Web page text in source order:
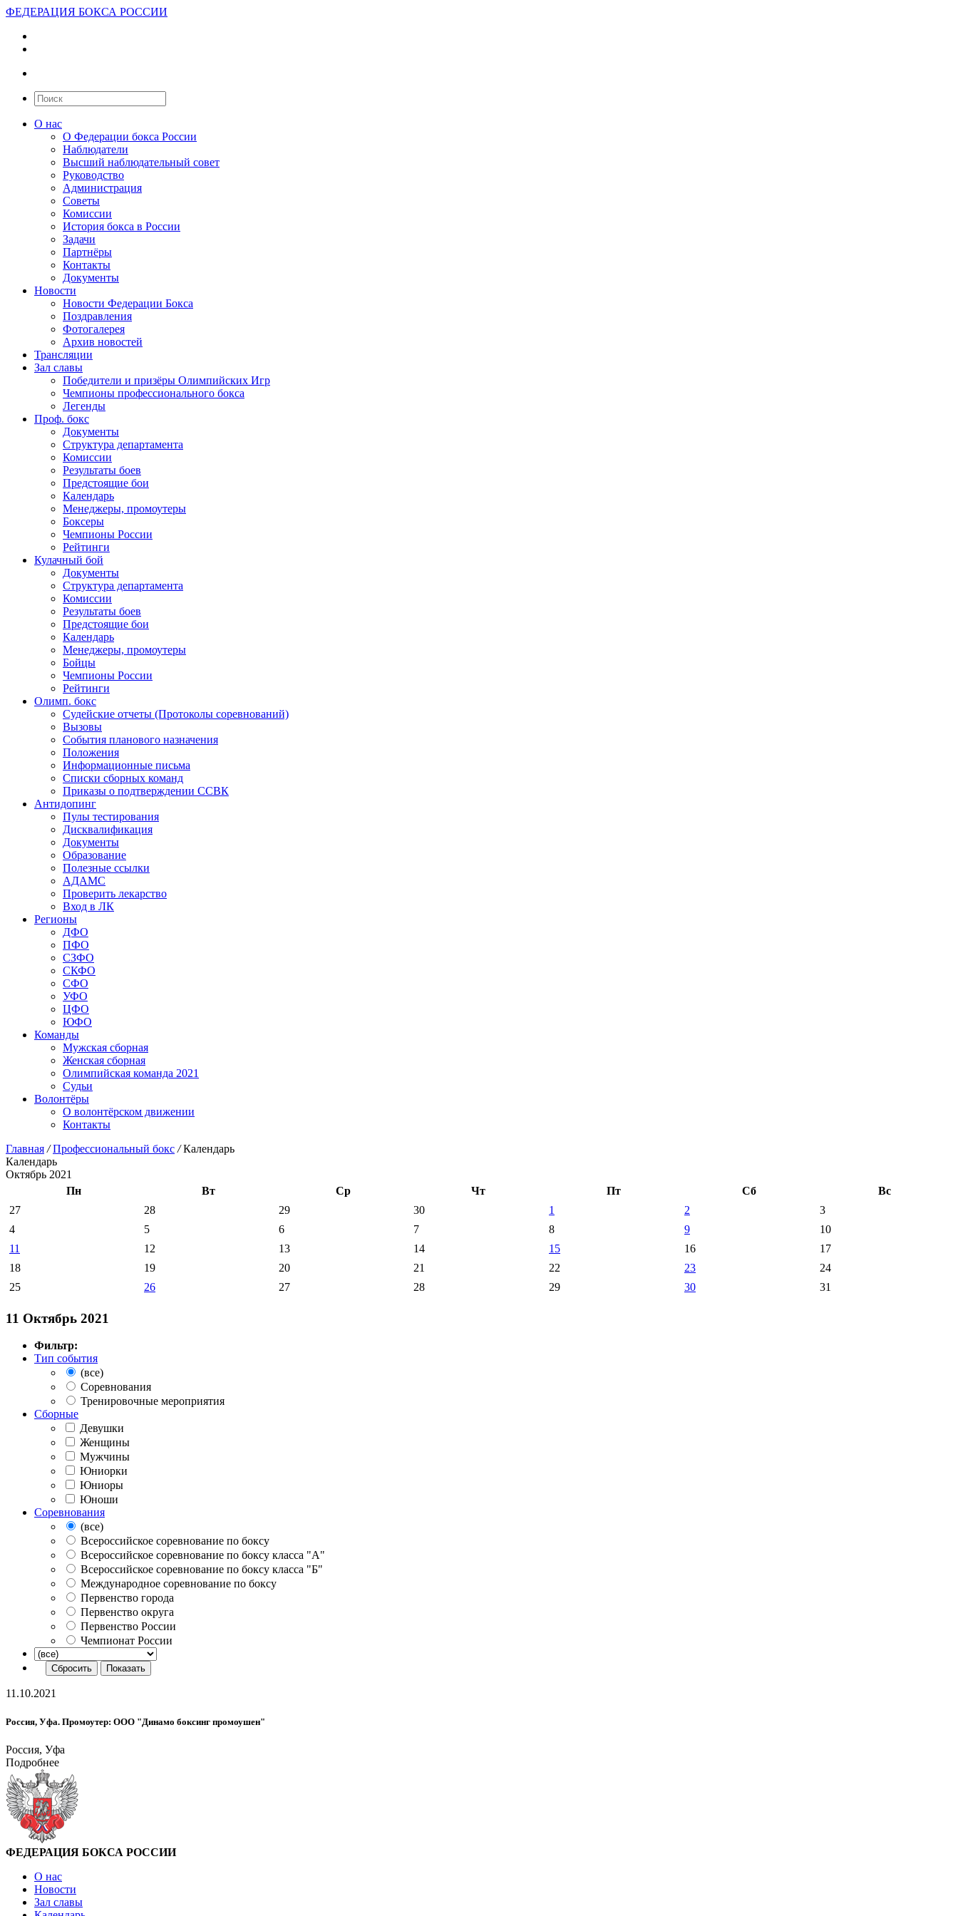
ФЕДЕРАЦИЯ БОКСА РОССИИ
О нас
О Федерации бокса России
Наблюдатели
Высший наблюдательный совет
Руководство
Администрация
Советы
Комиссии
История бокса в России
Задачи
Партнёры
Контакты
Документы
Новости
Новости Федерации Бокса
Поздравления
Фотогалерея
Архив новостей
Трансляции
Зал славы
Победители и призёры Олимпийских Игр
Чемпионы профессионального бокса
Легенды
Проф. бокс
Документы
Структура департамента
Комиссии
Результаты боев
Предстоящие бои
Календарь
Менеджеры, промоутеры
Боксеры
Чемпионы России
Рейтинги
Кулачный бой
Документы
Структура департамента
Комиссии
Результаты боев
Предстоящие бои
Календарь
Менеджеры, промоутеры
Бойцы
Чемпионы России
Рейтинги
Олимп. бокс
Судейские отчеты (Протоколы соревнований)
Вызовы
События планового назначения
Положения
Информационные письма
Списки сборных команд
Приказы о подтверждении ССВК
Антидопинг
Пулы тестирования
Дисквалификация
Документы
Образование
Полезные ссылки
АДАМС
Проверить лекарство
Вход в ЛК
Регионы
ДФО
ПФО
СЗФО
СКФО
СФО
УФО
ЦФО
ЮФО
Команды
Мужская сборная
Женская сборная
Олимпийская команда 2021
Судьи
Волонтёры
О волонтёрском движении
Контакты
Главная / Профессиональный бокс /Календарь
Календарь
Октябрь 2021
Пн
Вт Ср Чт Пт Сб
Вс
27
28 29 30 1 2
3
4
5 6 7 8 9
10
11
12 13 14 15 16
17
18
19 20 21 22 23
24
25
26 27 28 29 30 31
11 Октябрь 2021
Фильтр:
Тип события
(все)
Соревнования
Тренировочные мероприятия
Сборные
Девушки
Женщины
Мужчины
Юниорки
Юниоры
Юноши
Соревнования
(все)
Всероссийское соревнование по боксу
Всероссийское соревнование по боксу класса "А"
Всероссийское соревнование по боксу класса "Б"
Международное соревнование по боксу
Первенство города
Первенство округа
Первенство России
Чемпионат России
11.10.2021
Россия, Уфа. Промоутер: ООО "Динамо боксинг промоушен"
Россия, Уфа
Подробнее
ФЕДЕРАЦИЯ БОКСА РОССИИ
О нас
Новости
Зал славы